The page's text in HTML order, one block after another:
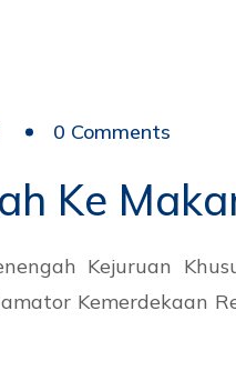
0 Comments
Ke
Kejuruan
Kemerdekaan